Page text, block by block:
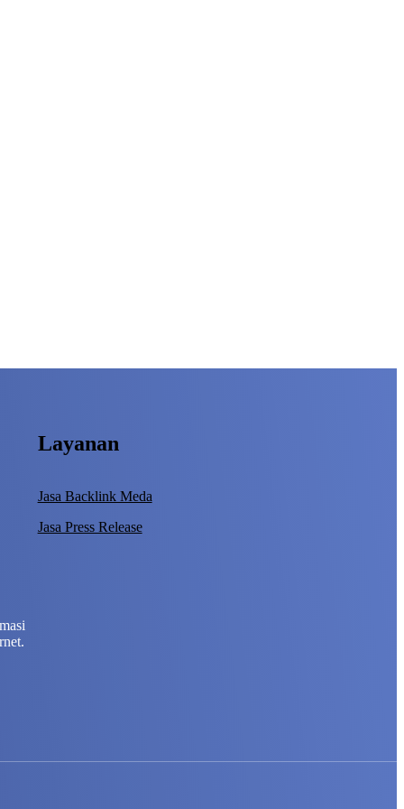
Layanan
Jasa Backlink Meda
Jasa Press Release